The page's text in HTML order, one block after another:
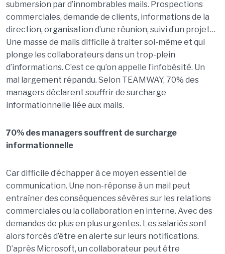
submersion par d’innombrables mails. Prospections
commerciales, demande de clients, informations de la
direction, organisation d’une réunion, suivi d’un projet…
Une masse de mails difficile à traiter soi-même et qui
plonge les collaborateurs dans un trop-plein
d’informations. C’est ce qu’on appelle l’infobésité. Un
mal largement répandu. Selon TEAMWAY, 70% des
managers déclarent souffrir de surcharge
informationnelle liée aux mails.
70% des managers souffrent de surcharge
informationnelle
Car difficile d’échapper à ce moyen essentiel de
communication. Une non-réponse à un mail peut
entraîner des conséquences sévères sur les relations
commerciales ou la collaboration en interne. Avec des
demandes de plus en plus urgentes. Les salariés sont
alors forcés d’être en alerte sur leurs notifications.
D’après Microsoft, un collaborateur peut être